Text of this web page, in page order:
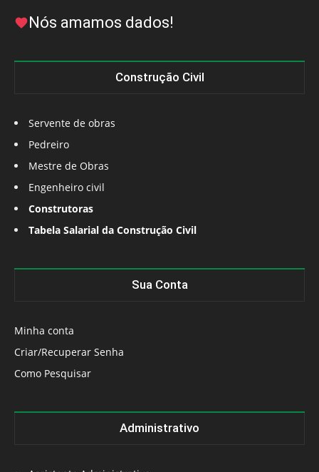
Nós amamos dados!
Construção Civil
Servente de obras
Pedreiro
Mestre de Obras
Engenheiro civil
Construtoras
Tabela Salarial da Construção Civil
Sua Conta
Minha conta
Criar/Recuperar Senha
Como Pesquisar
Administrativo